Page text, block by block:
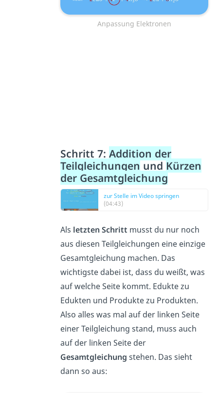
Anpassung Elektronen
Schritt 7: Addition der
Teilgleichungen und Kürzen
der Gesamtgleichung
zur Stelle im Video springen
(04:43)
Als letzten Schritt musst du nur noch
aus diesen Teilgleichungen eine einzige
Gesamtgleichung machen. Das
wichtigste dabei ist, dass du weißt, was
auf welche Seite kommt. Edukte zu
Edukten und Produkte zu Produkten.
Also alles was mal auf der linken Seite
einer Teilgleichung stand, muss auch
auf der linken Seite der
Gesamtgleichung stehen. Das sieht
dann so aus: